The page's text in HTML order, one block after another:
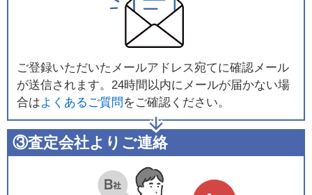
ご登録いただいたメールアドレス宛てに確認メール
が送信されます。24時間以内にメールが届かない場
合はよくあるご質問 をご確認ください。
③査定会社よりご連絡